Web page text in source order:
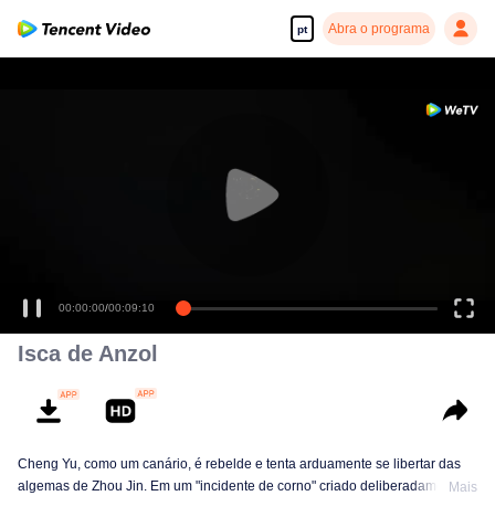
pt Abra o programa
00:00:00/00:09:10
Isca de Anzol
Cheng Yu, como um canário, é rebelde e tenta arduamente se libertar das
algemas de Zhou Jin. Em um "incidente de corno" criado deliberadamente,Mais